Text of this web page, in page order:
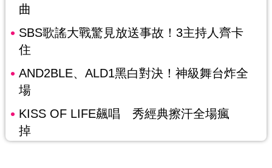
曲
SBS歌謠大戰驚見放送事故！3主持人齊卡
住
AND2BLE、ALD1黑白對決！神級舞台炸全
場
KISS OF LIFE飆唱 秀經典擦汗全場瘋
掉